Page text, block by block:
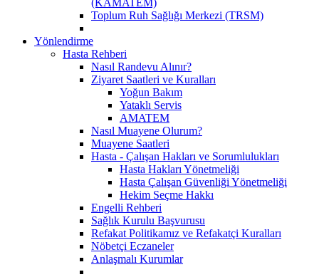
Toplum Ruh Sağlığı Merkezi (TRSM)
Yönlendirme
Hasta Rehberi
Nasıl Randevu Alınır?
Ziyaret Saatleri ve Kuralları
Yoğun Bakım
Yataklı Servis
AMATEM
Nasıl Muayene Olurum?
Muayene Saatleri
Hasta - Çalışan Hakları ve Sorumlulukları
Hasta Hakları Yönetmeliği
Hasta Çalışan Güvenliği Yönetmeliği
Hekim Seçme Hakkı
Engelli Rehberi
Sağlık Kurulu Başvurusu
Refakat Politikamız ve Refakatçi Kuralları
Nöbetçi Eczaneler
Anlaşmalı Kurumlar